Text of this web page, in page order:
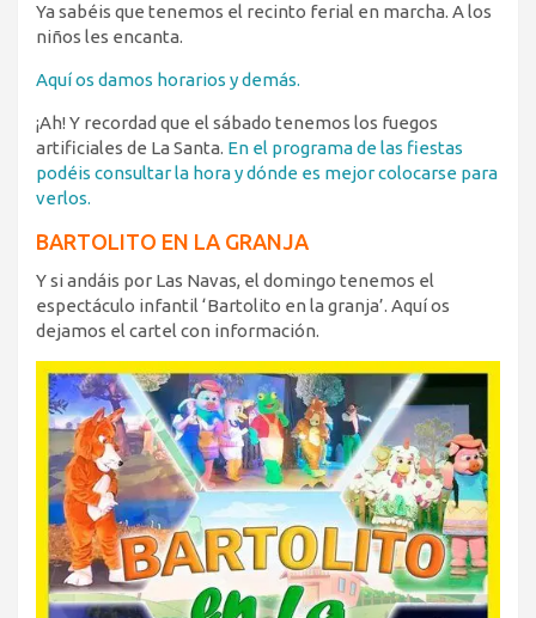
Ya sabéis que tenemos el recinto ferial en marcha. A los
niños les encanta.
Aquí os damos horarios y demás.
¡Ah! Y recordad que el sábado tenemos los fuegos
artificiales de La Santa. En el programa de las fiestas
podéis consultar la hora y dónde es mejor colocarse para
verlos.
BARTOLITO EN LA GRANJA
Y si andáis por Las Navas, el domingo tenemos el
espectáculo infantil ‘Bartolito en la granja’. Aquí os
dejamos el cartel con información.